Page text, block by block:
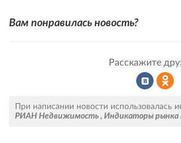
Вам понравилась новость?
Расскажите
При написании новости использовалась
РИАН Недвижимость , Индикаторы